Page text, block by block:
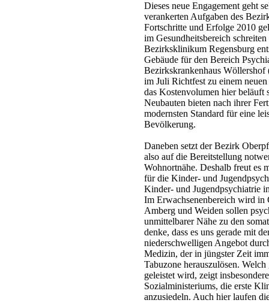
Dieses neue Engagement geht
verankerten Aufgaben des
Fortschritte und Erfolge 2010
im Gesundheitsbereich
Bezirksklinikum Regensburg
Gebäude für den Bereich
Bezirkskrankenhaus Wöllershof
im Juli Richtfest zu einem
das Kostenvolumen hier
Neubauten bieten nach ihrer
modernsten Standard für eine
Bevölkerung.
Daneben setzt der Bezirk
also auf die Bereitstellung
Wohnortnähe. Deshalb freut es
für die Kinder- und
Kinder- und Jugendpsychiatrie
Im Erwachsenenbereich wird
Amberg und Weiden sollen
unmittelbarer Nähe zu den
denke, dass es uns gerade mit
niederschwelligen Angebot
Medizin, der in jüngster Zeit
Tabuzone herauszulösen.
geleistet wird, zeigt
Sozialministeriums, die erste
anzusiedeln. Auch hier laufen